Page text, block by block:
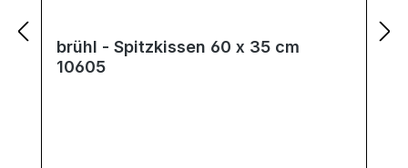
brühl - Spitzkissen 60 x 35 cm
10605